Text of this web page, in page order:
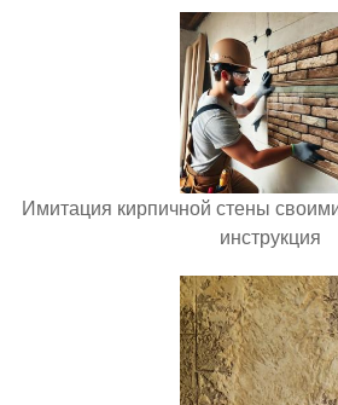
Имитация кирпичной стены
инструкция